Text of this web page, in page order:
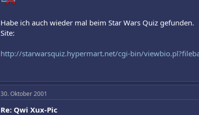
Habe ich auch wieder mal beim Star Wars Quiz gefunden.
Site:
http://starwarsquiz.hypermart.net/cgi-bin/
30. Oktober 2001
Re: Qwi Xux-Pic